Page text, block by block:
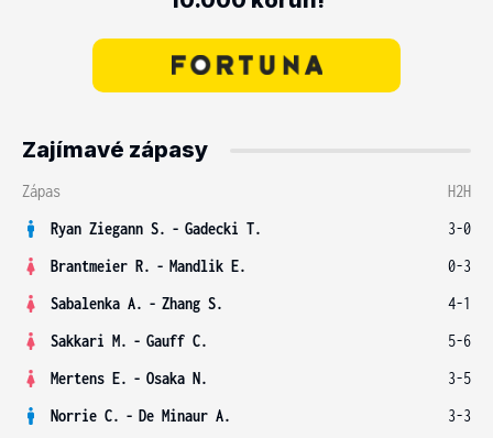
Zajímavé zápasy
Zápas
H2H
Ryan Ziegann S. - Gadecki T.
3-0
Brantmeier R. - Mandlik E.
0-3
Sabalenka A. - Zhang S.
4-1
Sakkari M. - Gauff C.
5-6
Mertens E. - Osaka N.
3-5
Norrie C. - De Minaur A. 3-3